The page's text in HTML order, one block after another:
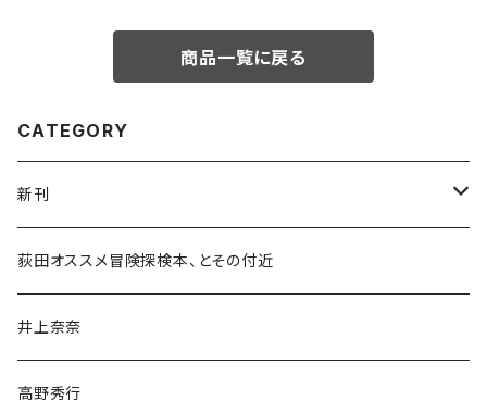
商品一覧に戻る
CATEGORY
新刊
和書
文学・小説・物語
随筆・ノンフィクション・その他
荻田オススメ冒険探検本、とその付近
井上奈奈
高野秀行